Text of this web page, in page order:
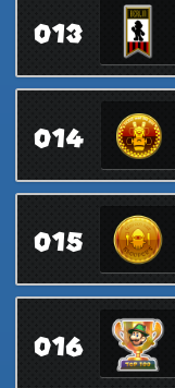
013
014
015
016